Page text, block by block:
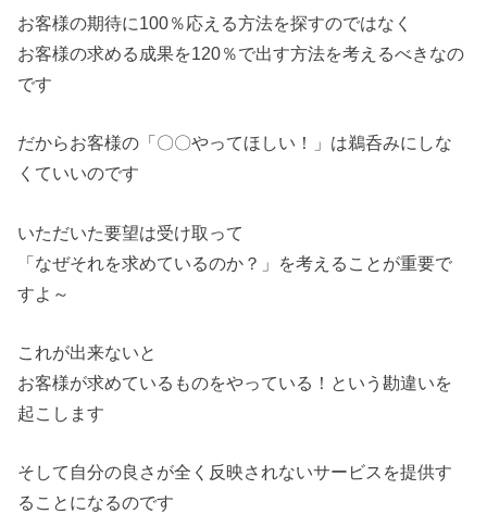
お客様の期待に100％応える方法を探すのではなく
お客様の求める成果を120％で出す方法を考えるべきなの
です
だからお客様の「〇〇やってほしい！」は鵜呑みにしな
くていいのです
いただいた要望は受け取って
「なぜそれを求めているのか？」を考えることが重要で
すよ～
これが出来ないと
お客様が求めているものをやっている！という勘違いを
起こします
そして自分の良さが全く反映されないサービスを提供す
ることになるのです